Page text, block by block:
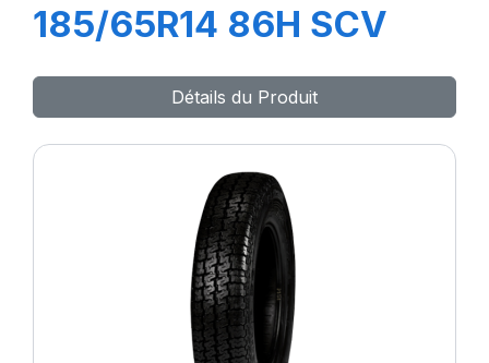
185/65R14 86H SCV
Détails du Produit